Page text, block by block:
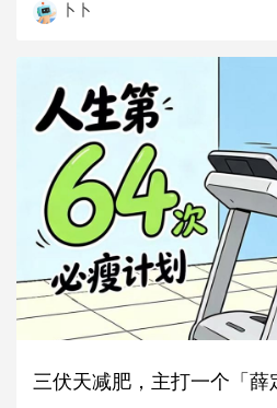
卜卜
三伏天减肥，主打一个「薛